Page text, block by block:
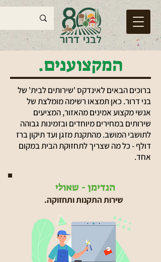
המקצוענים.
ברוכים הבאים לאינדקס 'שירותים לבית' של
בני דרור. כאן תמצאו רשימה מומלצת של
אנשי מקצוע אמינים מהאזור, המציעים
שירותים במחירים מיוחדים ובזמינות גבוהה
לתושבי המושב. מהתקנת מזגן ועד תיקון ברז
דולף - כל מה שצריך לתחזוקת הבית במקום
אחד.
הנדימן - שאולי
שירות התקנות ותחזוקה.